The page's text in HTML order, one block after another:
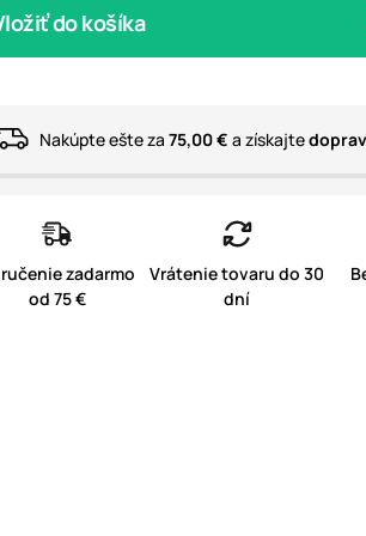
do košíka
Nakúpte ešte za 75,00 € a získajte
zadarmo
od 75 €
Vrátenie tovaru do 30
dní